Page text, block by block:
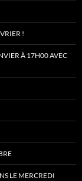
!
À 17H00 AVEC
LE MERCREDI